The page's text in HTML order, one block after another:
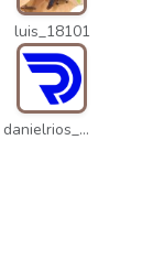
luis_18101
danielrios_mqb